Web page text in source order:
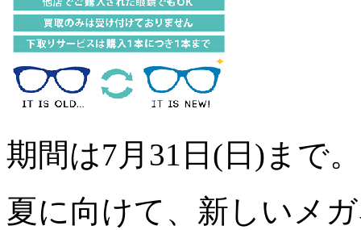
期間は7月31日(日)まで。
夏に向けて、新しいメ